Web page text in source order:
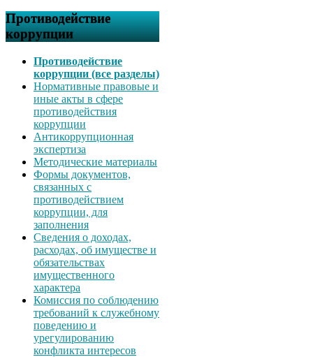
Противодействие
коррупции
Противодействие
коррупции (все разделы)
Нормативные правовые и
иные акты в сфере
противодействия
коррупции
Антикоррупционная
экспертиза
Методические материалы
Формы документов,
связанных с
противодействием
коррупции, для
заполнения
Сведения о доходах,
расходах, об имуществе и
обязательствах
имущественного
характера
Комиссия по соблюдению
требований к служебному
поведению и
урегулированию
конфликта интересов